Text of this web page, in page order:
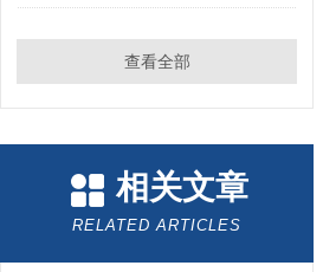
查看全部
相关文章
RELATED ARTICLES